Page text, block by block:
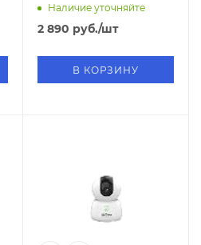
Наличие уточняйте
2 890 руб./шт
В КОРЗИНУ